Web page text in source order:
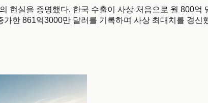
현실을 증명했다. 한국 수출이 사상 처음으로 월 800
한 861억3000만 달러를 기록하며 사상 최대치를 경신